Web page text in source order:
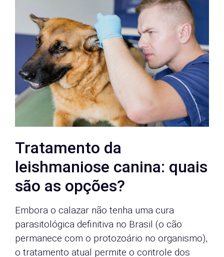
Tratamento da
leishmaniose canina: quais
são as opções?
Embora o calazar não tenha uma cura
parasitológica definitiva no Brasil (o cão
permanece com o protozoário no organismo),
o tratamento atual permite o controle dos